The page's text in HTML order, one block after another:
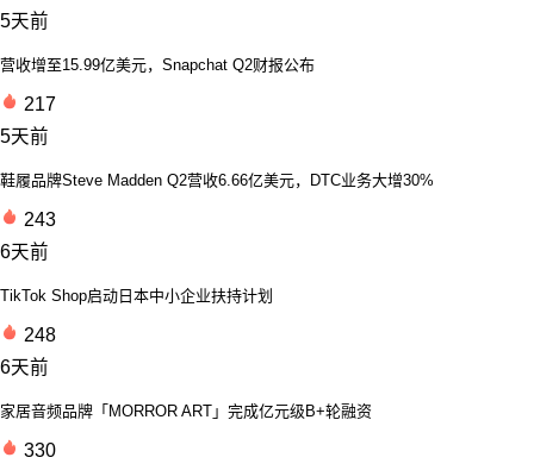
5天前
营收增至15.99亿美元，Snapchat Q2财报公布
217
5天前
鞋履品牌Steve Madden Q2营收6.66亿美元，DTC业务大增30%
243
6天前
TikTok Shop启动日本中小企业扶持计划
248
6天前
家居音频品牌「MORROR ART」完成亿元级B+轮融资
330